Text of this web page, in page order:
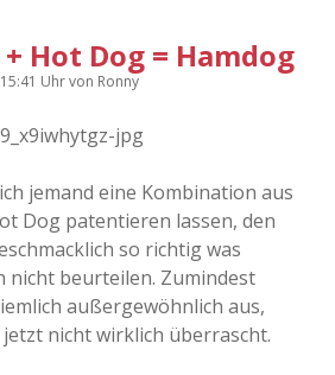
Hot Dog = Hamdog
Uhrvon Ronny
jemand eine Kombination aus
Dog patentieren lassen, den
so richtig was
nicht beurteilen. Zumindest
außergewöhnlich aus,
nicht wirklich überrascht.